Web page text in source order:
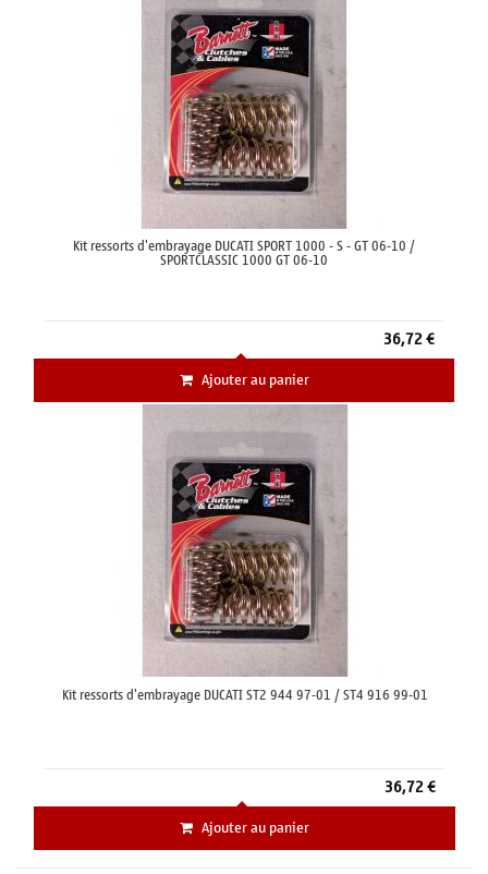
Kit ressorts d'embrayage DUCATI SPORT 1000 - S - GT 06-10 /
SPORTCLASSIC 1000 GT 06-10
36,72 €
Ajouter au panier
Kit ressorts d'embrayage DUCATI ST2 944 97-01 / ST4 916 99-01
36,72 €
Ajouter au panier